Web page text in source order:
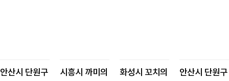
안산시 단원구
시흥시 까미의
화성시 꼬치의
안산시 단원구